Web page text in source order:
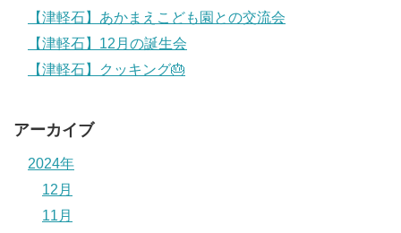
【津軽石】あかまえこども園との交流会
【津軽石】12月の誕生会
【津軽石】クッキング🎂
アーカイブ
2024年
12月
11月